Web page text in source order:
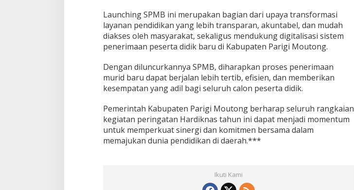
Launching SPMB ini merupakan bagian dari upaya transformasi
layanan pendidikan yang lebih transparan, akuntabel, dan mudah
diakses oleh masyarakat, sekaligus mendukung digitalisasi sistem
penerimaan peserta didik baru di Kabupaten Parigi Moutong.
Dengan diluncurkannya SPMB, diharapkan proses penerimaan
murid baru dapat berjalan lebih tertib, efisien, dan memberikan
kesempatan yang adil bagi seluruh calon peserta didik.
Pemerintah Kabupaten Parigi Moutong berharap seluruh rangkaian
kegiatan peringatan Hardiknas tahun ini dapat menjadi momentum
untuk memperkuat sinergi dan komitmen bersama dalam
memajukan dunia pendidikan di daerah.***
Ikuti Kami